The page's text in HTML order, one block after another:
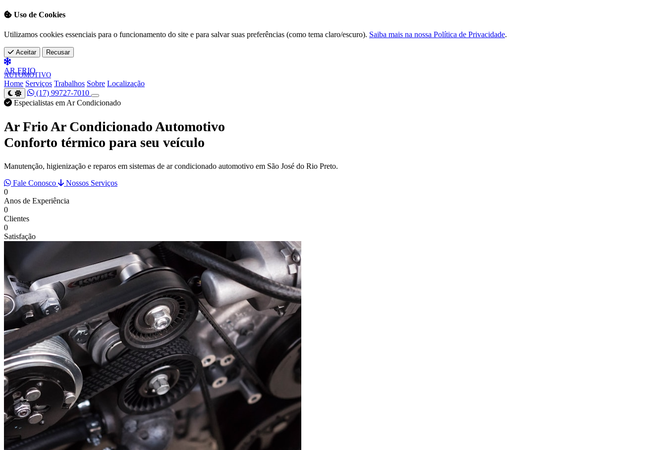
Uso de Cookies
Utilizamos cookies essenciais para o funcionamento do site e para salvar suas preferências (como tema claro/escuro). Saiba mais na nossa Política de Privacidade.
Aceitar Recusar
ARFRIO
AUTOMOTIVO
Home Serviços Trabalhos Sobre Localização
(17) 99727-7010
Especialistas em Ar Condicionado
Ar Frio Ar Condicionado Automotivo
Conforto térmico para seu veículo
Manutenção, higienização e reparos em sistemas de ar condicionado automotivo em São José do Rio Preto.
Fale Conosco
Nossos Serviços
0
Anos de Experiência
0
Clientes
0
Satisfação